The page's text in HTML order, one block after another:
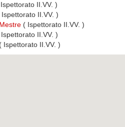
II.VV. )
Ispettorato II.VV. )
( Ispettorato II.VV. )
Ispettorato II.VV. )
( Ispettorato II.VV. )